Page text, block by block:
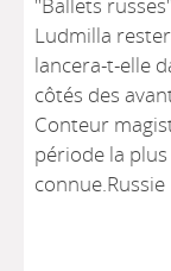
Ludmilla
lancera-t-elle
côtés des
Conteur
période la
connue.Russie